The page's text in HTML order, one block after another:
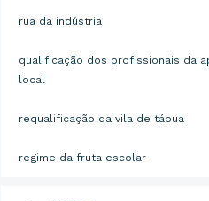
rua da indústria
qualificação dos profissionais da
local
requalificação da vila de tábua
regime da fruta escolar